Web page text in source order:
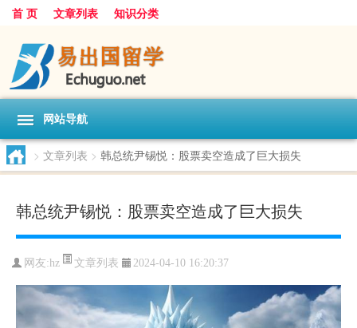
首 页 文章列表 知识分类
网站导航
> 文章列表 > 韩总统尹锡悦：股票卖空造成了巨大损失
韩总统尹锡悦：股票卖空造成了巨大损失
网友:hz 文章列表 2024-04-10 16:20:37